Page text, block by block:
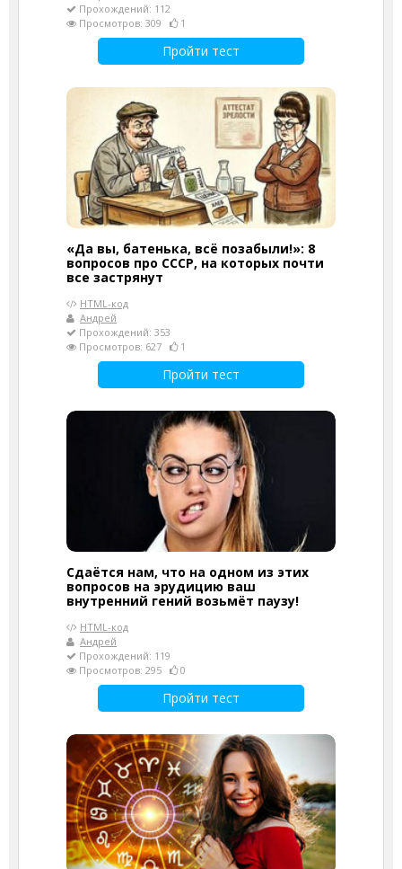
Прохождений: 112
Просмотров: 309
1
Пройти тест
«Да вы, батенька, всё позабыли!»: 8
вопросов про СССР, на которых почти
все застрянут
HTML-код
Андрей
Прохождений: 353
Просмотров: 627
1
Пройти тест
Сдаётся нам, что на одном из этих
вопросов на эрудицию ваш
внутренний гений возьмёт паузу!
HTML-код
Андрей
Прохождений: 119
Просмотров: 295
0
Пройти тест